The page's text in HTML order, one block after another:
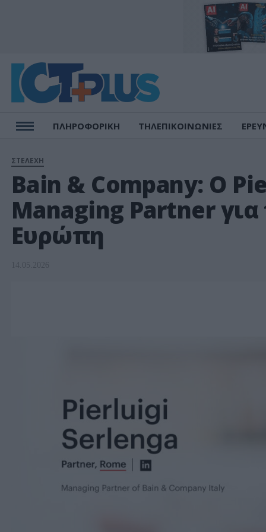
ΠΛΗΡΟΦΟΡΙΚΗ ΤΗΛΕΠΙΚΟΙΝΩΝΙΕΣ
ΣΤΕΛΕΧΗ
Bain & Company: Ο
Managing Partner για
Ευρώπη
14.05.2026